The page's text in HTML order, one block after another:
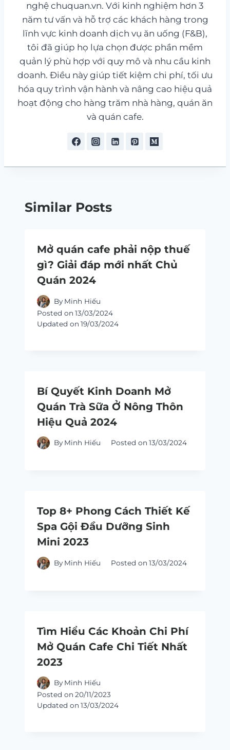
nghệ chuquan.vn. Với kinh nghiệm hơn 3
năm tư vấn và hỗ trợ các khách hàng trong
lĩnh vực kinh doanh dịch vụ ăn uống (F&B),
tôi đã giúp họ lựa chọn được phần mềm
quản lý phù hợp với quy mô và nhu cầu kinh
doanh. Điều này giúp tiết kiệm chi phí, tối ưu
hóa quy trình vận hành và nâng cao hiệu quả
hoạt động cho hàng trăm nhà hàng, quán ăn
và quán cafe.
Similar Posts
Mở quán cafe phải nộp thuế
gì? Giải đáp mới nhất Chủ
Quán 2024
By Minh Hiếu
Posted on 13/03/2024
Updated on 19/03/2024
Bí Quyết Kinh Doanh Mở
Quán Trà Sữa Ở Nông Thôn
Hiệu Quả 2024
By Minh Hiếu Posted on 13/03/2024
Top 8+ Phong Cách Thiết Kế
Spa Gội Đầu Dưỡng Sinh
Mini 2023
By Minh Hiếu Posted on 13/03/2024
Tìm Hiểu Các Khoản Chi Phí
Mở Quán Cafe Chi Tiết Nhất
2023
By Minh Hiếu
Posted on 20/11/2023
Updated on 13/03/2024